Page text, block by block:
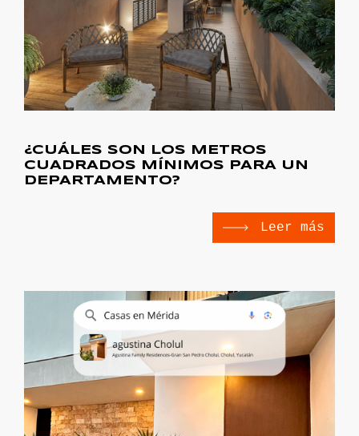
¿CUÁLES SON LOS METROS
CUADRADOS MÍNIMOS PARA UN
DEPARTAMENTO?
Leer más